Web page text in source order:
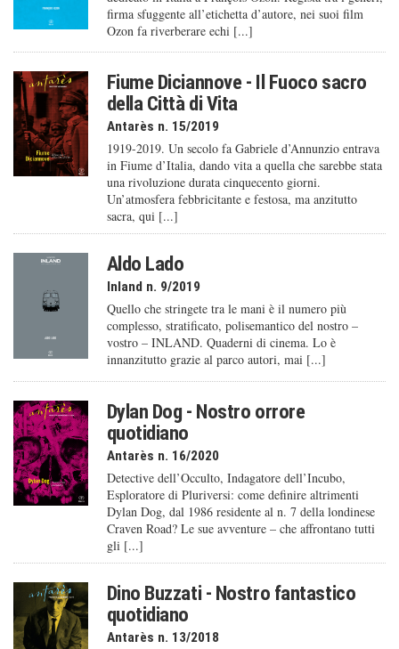
firma sfuggente all’etichetta d’autore, nei suoi film
Ozon fa riverberare echi [...]
Fiume Diciannove - Il Fuoco sacro
della Città di Vita
Antarès n. 15/2019
1919-2019. Un secolo fa Gabriele d’Annunzio entrava
in Fiume d’Italia, dando vita a quella che sarebbe stata
una rivoluzione durata cinquecento giorni.
Un’atmosfera febbricitante e festosa, ma anzitutto
sacra, qui [...]
Aldo Lado
Inland n. 9/2019
Quello che stringete tra le mani è il numero più
complesso, stratificato, polisemantico del nostro –
vostro – INLAND. Quaderni di cinema. Lo è
innanzitutto grazie al parco autori, mai [...]
Dylan Dog - Nostro orrore
quotidiano
Antarès n. 16/2020
Detective dell’Occulto, Indagatore dell’Incubo,
Esploratore di Pluriversi: come definire altrimenti
Dylan Dog, dal 1986 residente al n. 7 della londinese
Craven Road? Le sue avventure – che affrontano tutti
gli [...]
Dino Buzzati - Nostro fantastico
quotidiano
Antarès n. 13/2018